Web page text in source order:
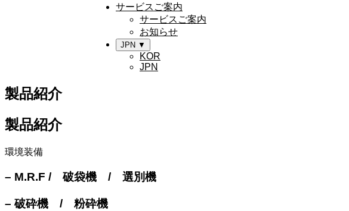
サービスご案内
サービスご案内
お知らせ
JPN ▼
KOR
JPN
製品紹介
製品紹介
環境装備
– M.R.F / 破袋機 / 選別機
– 破砕機 / 粉砕機